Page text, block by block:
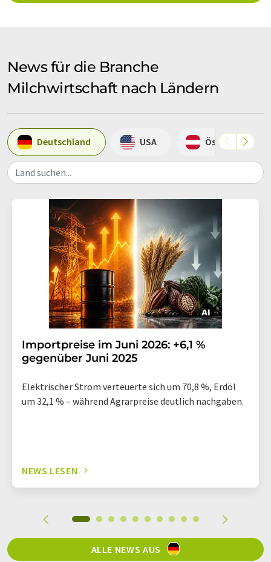
News für die Branche
Milchwirtschaft nach Ländern
Deutschland USA Österreich
Land suchen...
Importpreise im Juni 2026: +6,1 %
gegenüber Juni 2025
Elektrischer Strom verteuerte sich um 70,8 %, Erdöl
um 32,1 % – während Agrarpreise deutlich nachgaben.
NEWS LESEN
ALLE NEWS AUS